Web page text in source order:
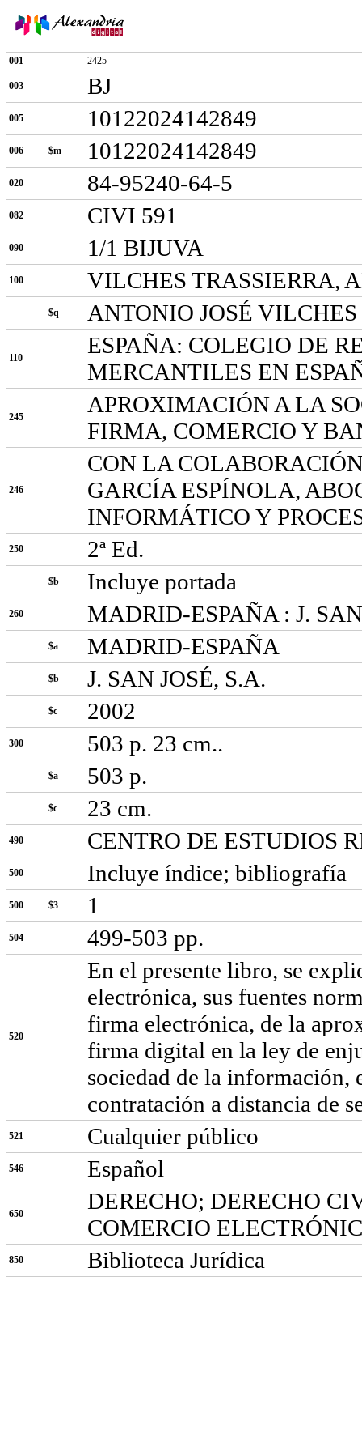
001 2425
003 BJ
005 10122024142849
006 $m 10122024142849
020 84-95240-64-5
082 CIVI 591
090 1/1 BIJUVA
100 VILCHES TRASSIERRA,
$q ANTONIO JOSÉ
110
ESPAÑA: COLEGIO DE
MERCANTILES EN
245
APROXIMACIÓN A LA
FIRMA, COMERCIO Y
246
CON LA
GARCÍA ESPÍNOLA,
INFORMÁTICO Y
250 2ª Ed.
$b Incluye portada
260 MADRID-ESPAÑA : J.
$a MADRID-ESPAÑA
$b J. SAN JOSÉ, S.A.
$c 2002
300 503 p. 23 cm..
$a 503 p.
$c 23 cm.
490 CENTRO DE ESTUDIOS
500 Incluye índice; bibliografía
500 $3 1
504 499-503 pp.
520
En el presente libro, se
electrónica, sus fuentes
firma electrónica, de la
firma digital en la ley de
sociedad de la información,
contratación a distancia de
521 Cualquier público
546 Español
650
DERECHO; DERECHO
COMERCIO
850 Biblioteca Jurídica